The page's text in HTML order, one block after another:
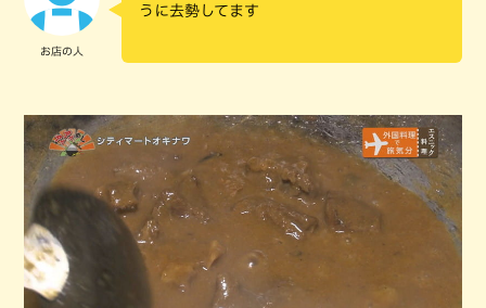
お店の人
うに去勢してます